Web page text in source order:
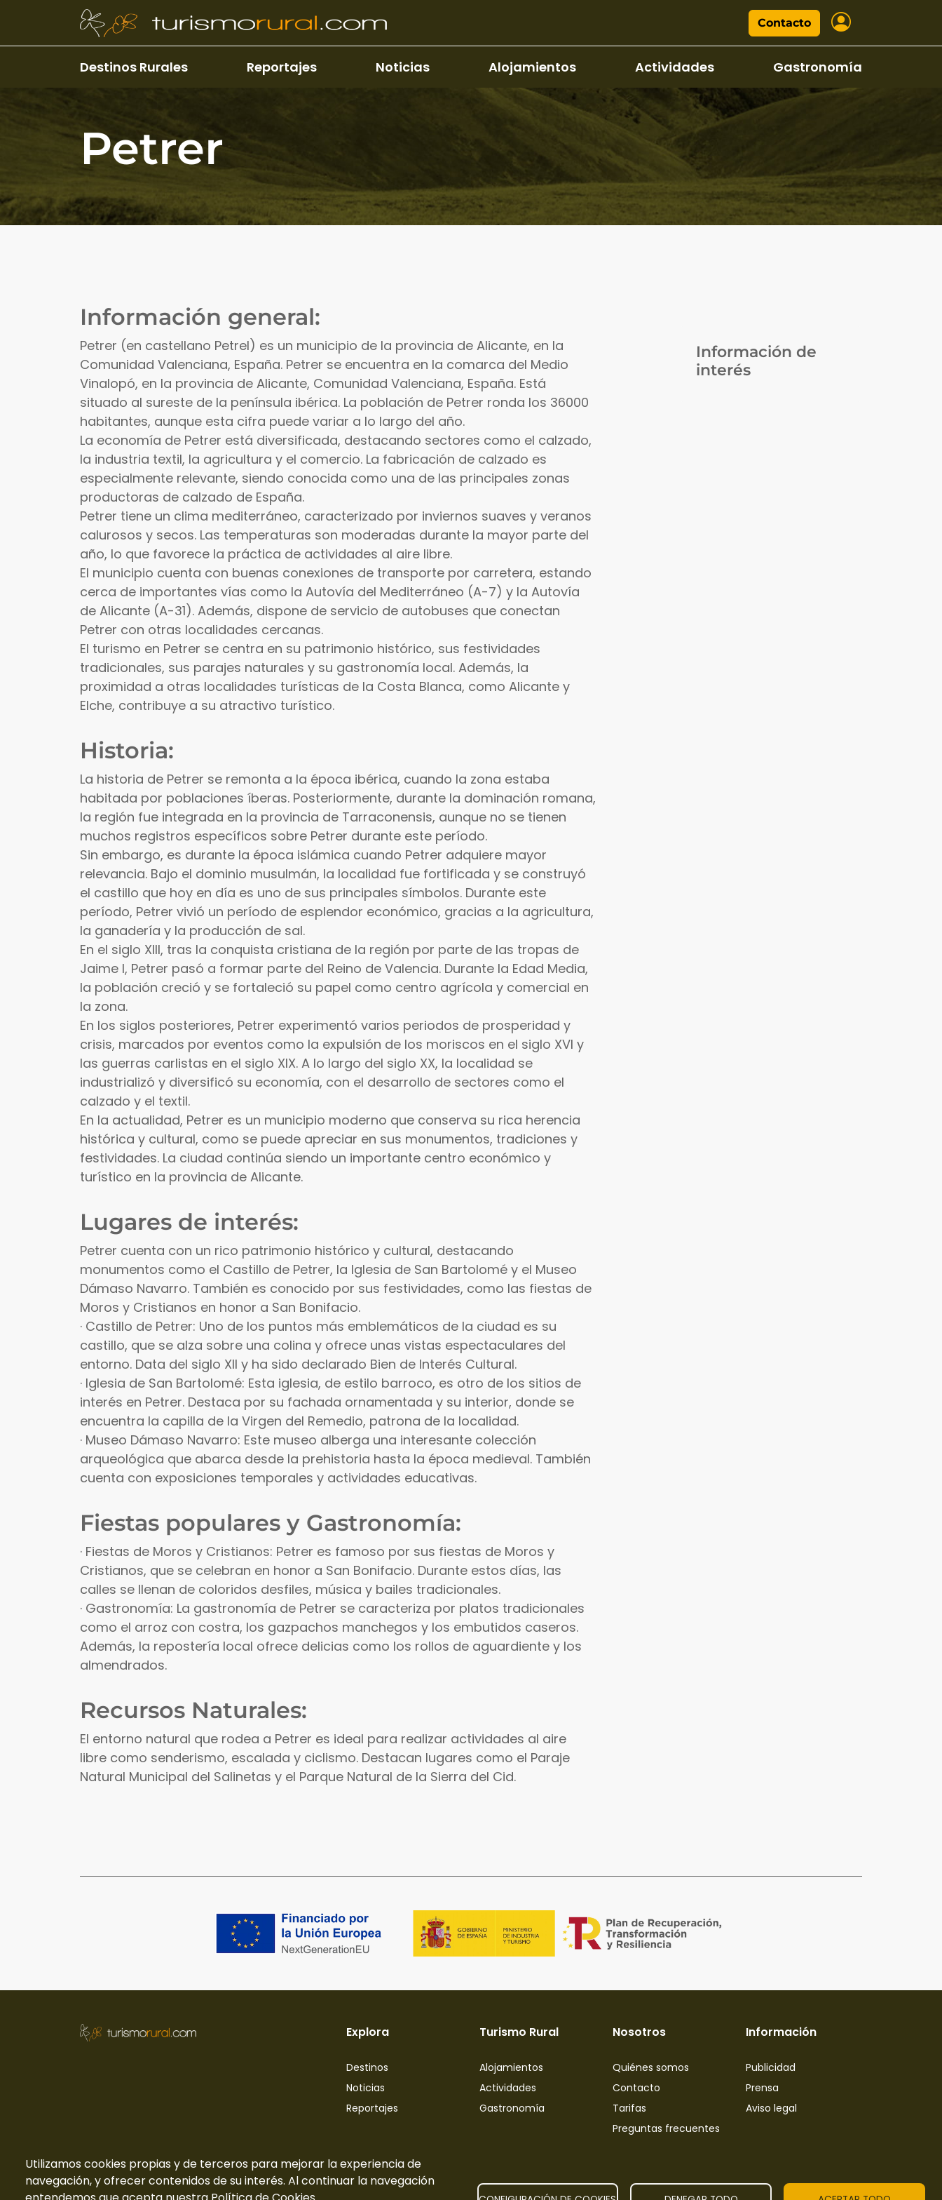
Pasar al contenido principal
Contacto
Destinos Rurales Reportajes Noticias Alojamientos Actividades Gastronomía
Petrer
Información general:
Petrer (en castellano Petrel) es un municipio de la provincia de Alicante, en la
Comunidad Valenciana, España. Petrer se encuentra en la comarca del Medio
Vinalopó, en la provincia de Alicante, Comunidad Valenciana, España. Está
situado al sureste de la península ibérica. La población de Petrer ronda los 36000
habitantes, aunque esta cifra puede variar a lo largo del año.
La economía de Petrer está diversificada, destacando sectores como el calzado,
la industria textil, la agricultura y el comercio. La fabricación de calzado es
especialmente relevante, siendo conocida como una de las principales zonas
productoras de calzado de España.
Petrer tiene un clima mediterráneo, caracterizado por inviernos suaves y veranos
calurosos y secos. Las temperaturas son moderadas durante la mayor parte del
año, lo que favorece la práctica de actividades al aire libre.
El municipio cuenta con buenas conexiones de transporte por carretera, estando
cerca de importantes vías como la Autovía del Mediterráneo (A-7) y la Autovía
de Alicante (A-31). Además, dispone de servicio de autobuses que conectan
Petrer con otras localidades cercanas.
El turismo en Petrer se centra en su patrimonio histórico, sus festividades
tradicionales, sus parajes naturales y su gastronomía local. Además, la
proximidad a otras localidades turísticas de la Costa Blanca, como Alicante y
Elche, contribuye a su atractivo turístico.
Historia:
La historia de Petrer se remonta a la época ibérica, cuando la zona estaba
habitada por poblaciones íberas. Posteriormente, durante la dominación romana,
la región fue integrada en la provincia de Tarraconensis, aunque no se tienen
muchos registros específicos sobre Petrer durante este período.
Sin embargo, es durante la época islámica cuando Petrer adquiere mayor
relevancia. Bajo el dominio musulmán, la localidad fue fortificada y se construyó
el castillo que hoy en día es uno de sus principales símbolos. Durante este
período, Petrer vivió un período de esplendor económico, gracias a la agricultura,
la ganadería y la producción de sal.
En el siglo XIII, tras la conquista cristiana de la región por parte de las tropas de
Jaime I, Petrer pasó a formar parte del Reino de Valencia. Durante la Edad Media,
la población creció y se fortaleció su papel como centro agrícola y comercial en
la zona.
En los siglos posteriores, Petrer experimentó varios periodos de prosperidad y
crisis, marcados por eventos como la expulsión de los moriscos en el siglo XVI y
las guerras carlistas en el siglo XIX. A lo largo del siglo XX, la localidad se
industrializó y diversificó su economía, con el desarrollo de sectores como el
calzado y el textil.
En la actualidad, Petrer es un municipio moderno que conserva su rica herencia
histórica y cultural, como se puede apreciar en sus monumentos, tradiciones y
festividades. La ciudad continúa siendo un importante centro económico y
turístico en la provincia de Alicante.
Lugares de interés:
Petrer cuenta con un rico patrimonio histórico y cultural, destacando
monumentos como el Castillo de Petrer, la Iglesia de San Bartolomé y el Museo
Dámaso Navarro. También es conocido por sus festividades, como las fiestas de
Moros y Cristianos en honor a San Bonifacio.
· Castillo de Petrer: Uno de los puntos más emblemáticos de la ciudad es su
castillo, que se alza sobre una colina y ofrece unas vistas espectaculares del
entorno. Data del siglo XII y ha sido declarado Bien de Interés Cultural.
· Iglesia de San Bartolomé: Esta iglesia, de estilo barroco, es otro de los sitios de
interés en Petrer. Destaca por su fachada ornamentada y su interior, donde se
encuentra la capilla de la Virgen del Remedio, patrona de la localidad.
· Museo Dámaso Navarro: Este museo alberga una interesante colección
arqueológica que abarca desde la prehistoria hasta la época medieval. También
cuenta con exposiciones temporales y actividades educativas.
Fiestas populares y Gastronomía:
· Fiestas de Moros y Cristianos: Petrer es famoso por sus fiestas de Moros y
Cristianos, que se celebran en honor a San Bonifacio. Durante estos días, las
calles se llenan de coloridos desfiles, música y bailes tradicionales.
· Gastronomía: La gastronomía de Petrer se caracteriza por platos tradicionales
como el arroz con costra, los gazpachos manchegos y los embutidos caseros.
Además, la repostería local ofrece delicias como los rollos de aguardiente y los
almendrados.
Recursos Naturales:
El entorno natural que rodea a Petrer es ideal para realizar actividades al aire
libre como senderismo, escalada y ciclismo. Destacan lugares como el Paraje
Natural Municipal del Salinetas y el Parque Natural de la Sierra del Cid.
Información de
interés
Utilizamos cookies propias y de terceros para mejorar la experiencia de
navegación, y ofrecer contenidos de su interés. Al continuar la navegación
Explora
Destinos
Noticias
Reportajes
Turismo Rural
Alojamientos
Actividades
Gastronomía
Nosotros
Quiénes somos
Contacto
Tarifas
Preguntas frecuentes
Información
Publicidad
Prensa
Aviso legal